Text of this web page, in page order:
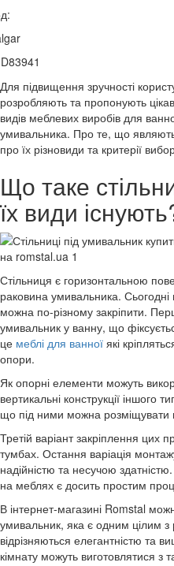
Для підвищення зручності
розробляють та пропонують
видів меблевих виробів для
умивальника. Про те, що
про їх різновиди та критерії
Що таке
їх види
Стільниця є горизонтальною
раковина умивальника.
можна по-різному закріпити.
умивальник у ванну, що
це меблі для ванної які
опори.
Як опорні елементи можуть
вертикальні конструкції іншого
що під ними можна
Третій варіант закріплення цих
тумбах. Остання варіація
надійністю та несучою
на меблях є досить простим
В інтернет-магазині Romstal
умивальник, яка є одним цілим з
відрізняються елегантністю та
кімнату можуть виготовлятися з